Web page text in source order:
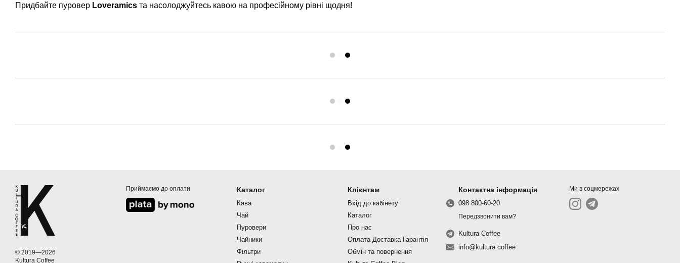
Придбайте пуровер Loveramics та насолоджуйтесь кавою на професійному рівні щодня!
© 2019—2026
Kultura Coffee
Приймаємо до оплати Каталог
Кава
Чай
Пуровери
Чайники
Фільтри
Клієнтам
Вхід до кабінету
Каталог
Про нас
Оплата Доставка Гарантія
Обмін та повернення
Контактна інформація
098 800-60-20
Передзвонити вам?
Kultura Coffee
info@kultura.coffee
Ми в соцмережах